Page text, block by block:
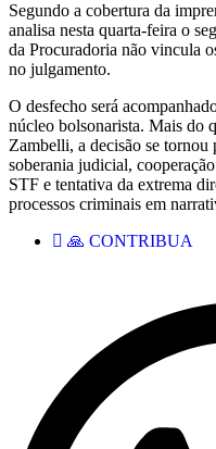
Segundo a cobertura da
analisa nesta quarta-feira o
da Procuradoria não vincula
no julgamento.
O desfecho será
núcleo bolsonarista. Mais do
Zambelli, a decisão se tornou
soberania judicial,
STF e tentativa da extrema
processos criminais em
🙏 CONTRIBUA